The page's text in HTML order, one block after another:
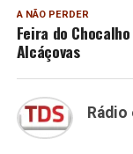
A NÃO PERDER
Feira do
Alcáçovas